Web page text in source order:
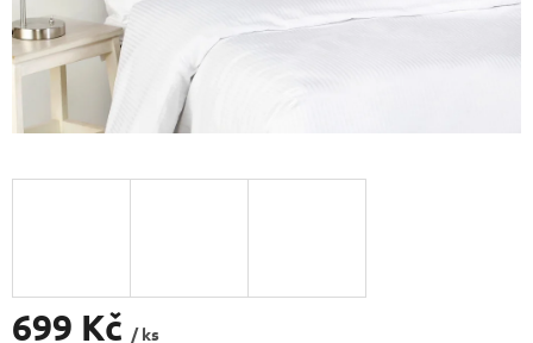
699 Kč / ks